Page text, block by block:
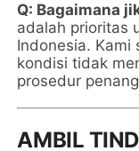
Q: Bagaimana
adalah prioritas
Indonesia. Kami
kondisi tidak
prosedur
AMBIL